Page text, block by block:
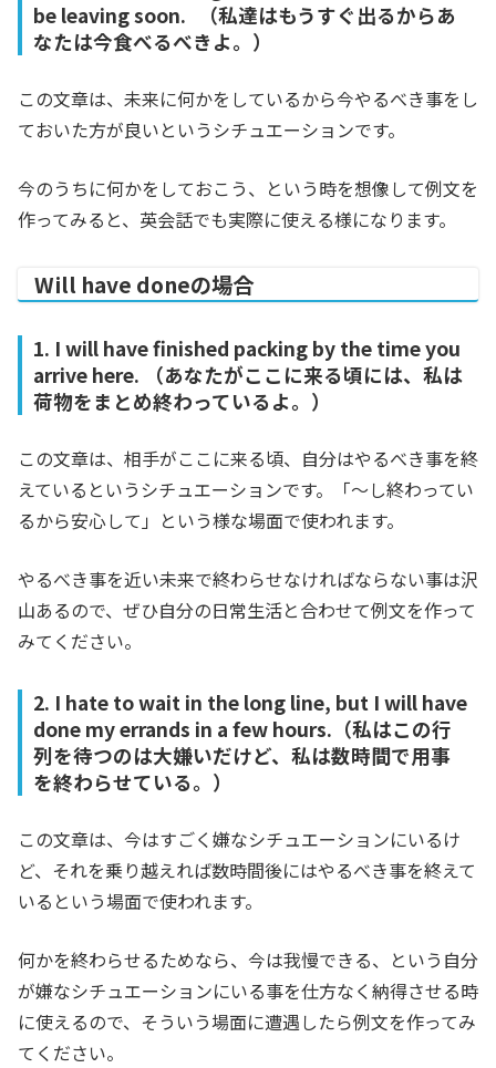
be leaving soon. （私達はもうすぐ出るからあ
なたは今食べるべきよ。）
この文章は、未来に何かをしているから今やるべき事をし
ておいた方が良いというシチュエーションです。
今のうちに何かをしておこう、という時を想像して例文を
作ってみると、英会話でも実際に使える様になります。
Will have doneの場合
1. I will have finished packing by the time you
arrive here. （あなたがここに来る頃には、私は
荷物をまとめ終わっているよ。）
この文章は、相手がここに来る頃、自分はやるべき事を終
えているというシチュエーションです。「～し終わってい
るから安心して」という様な場面で使われます。
やるべき事を近い未来で終わらせなければならない事は沢
山あるので、ぜひ自分の日常生活と合わせて例文を作って
みてください。
2. I hate to wait in the long line, but I will have
done my errands in a few hours.（私はこの行
列を待つのは大嫌いだけど、私は数時間で用事
を終わらせている。）
この文章は、今はすごく嫌なシチュエーションにいるけ
ど、それを乗り越えれば数時間後にはやるべき事を終えて
いるという場面で使われます。
何かを終わらせるためなら、今は我慢できる、という自分
が嫌なシチュエーションにいる事を仕方なく納得させる時
に使えるので、そういう場面に遭遇したら例文を作ってみ
てください。